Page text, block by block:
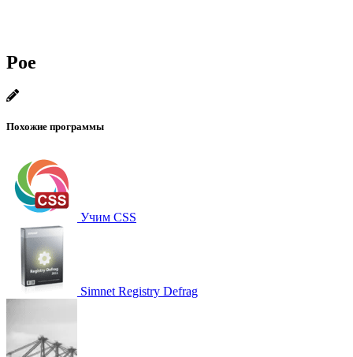
Poe
Похожие программы
Учим CSS
Simnet Registry Defrag